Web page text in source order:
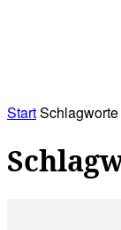
StartSchlagworte